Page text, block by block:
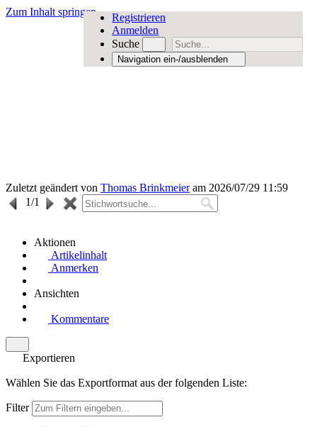
Zum Inhalt springen
Registrieren
Anmelden
Suche
Navigation ein-/ausblenden
Zuletzt geändert von Thomas Brinkmeieram 2026/07/29 11:59
1/1
Aktionen
Artikelinhalt
Anmerken
Ansichten
Kommentare
Exportieren
Wählen Sie das Exportformat aus der folgenden Liste:
Filter